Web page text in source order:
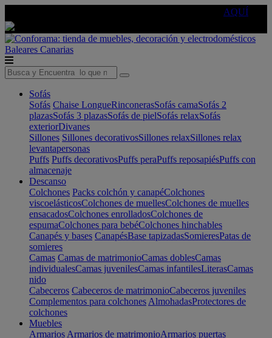
AQUÍ
Baleares Canarias
Sofás
Sofás Chaise LongueRinconerasSofás camaSofás 2
plazasSofás 3 plazasSofás de pielSofás relaxSofás
exteriorDivanes
Sillones Sillones decorativosSillones relaxSillones relax
levantapersonas
Puffs Puffs decorativosPuffs peraPuffs reposapiésPuffs con
almacenaje
Descanso
Colchones Packs colchón y canapéColchones
viscoelásticosColchones de muellesColchones de muelles
ensacadosColchones enrolladosColchones de
espumaColchones para bebéColchones hinchables
Canapés y bases CanapésBase tapizadasSomieresPatas de
somieres
Camas Camas de matrimonioCamas doblesCamas
individualesCamas juvenilesCamas infantilesLiterasCamas
nido
Cabeceros Cabeceros de matrimonioCabeceros juveniles
Complementos para colchones AlmohadasProtectores de
colchones
Muebles
Armarios Armarios de matrimonioArmarios puertas